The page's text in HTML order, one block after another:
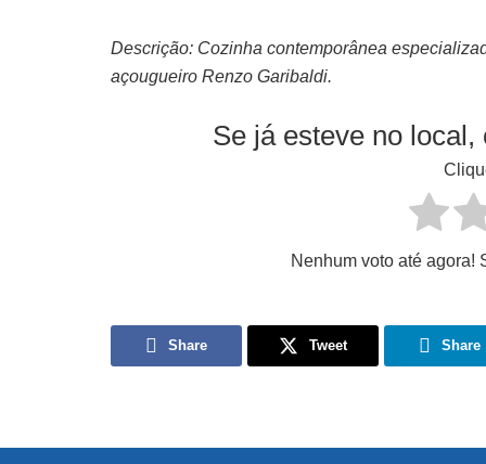
Descrição: Cozinha contemporânea
açougueiro Renzo Garibaldi.
Se já esteve no
Nenhum voto até agora!
Share Tweet Share